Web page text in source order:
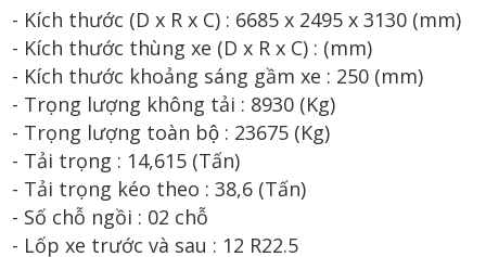
- Kích thước (D x R x C) : 6685 x 2495 x 3130 (mm)
- Kích thước thùng xe (D x R x C) : (mm)
- Kích thước khoảng sáng gầm xe : 250 (mm)
- Trọng lượng không tải : 8930 (Kg)
- Trọng lượng toàn bộ : 23675 (Kg)
- Tải trọng : 14,615 (Tấn)
- Tải trọng kéo theo : 38,6 (Tấn)
- Số chỗ ngồi : 02 chỗ
- Lốp xe trước và sau : 12 R22.5